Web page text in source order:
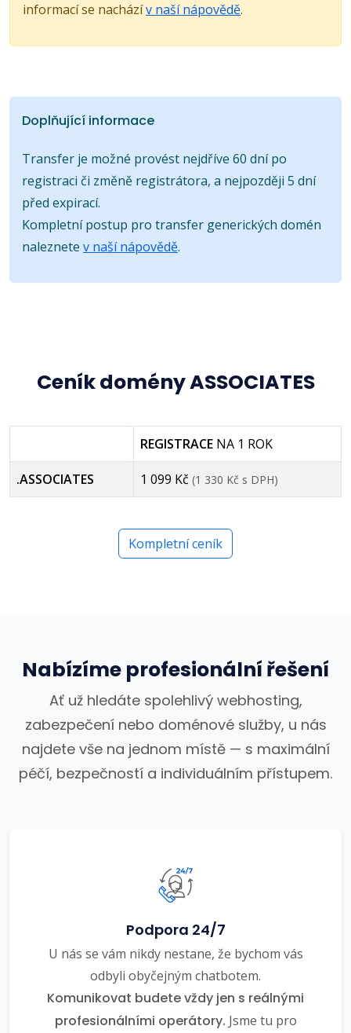
informací se nacházív naší nápovědě.
Doplňující informace
Transfer je možné provést nejdříve 60 dní po
registraci či změně registrátora, a nejpozději 5 dní
před expirací.
Kompletní postup pro transfer generických domén
naleznete v naší nápovědě.
Ceník domény ASSOCIATES
REGISTRACE NA 1 ROK
.ASSOCIATES 1 099 Kč (1 330 Kč s DPH)
Kompletní ceník
Nabízíme profesionální řešení
Ať už hledáte spolehlivý webhosting,
zabezpečení nebo doménové služby, u nás
najdete vše na jednom místě — s maximální
péčí, bezpečností a individuálním přístupem.
Podpora 24/7
U nás se vám nikdy nestane, že bychom vás
odbyli obyčejným chatbotem.
Komunikovat budete vždy jen s reálnými
profesionálními operátory. Jsme tu pro